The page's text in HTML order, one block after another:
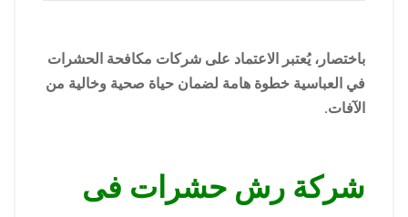
باختصار، يُعتبر الاعتماد على شركات مكافحة الحشرات
في العباسية خطوة هامة لضمان حياة صحية وخالية من
الآفات.
شركة رش حشرات فى